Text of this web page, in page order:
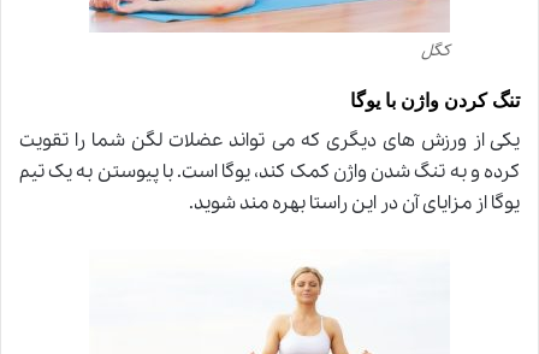
کگل
تنگ کردن واژن با یوگا
یکی از ورزش های دیگری که می تواند عضلات لگن شما را تقویت
کرده و به تنگ شدن واژن کمک کند، یوگا است. با پیوستن به یک تیم
یوگا از مزایای آن در این راستا بهره مند شوید.